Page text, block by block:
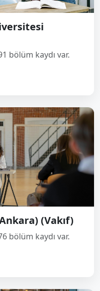
bölüm kaydı var.
(Vakıf)
bölüm kaydı var.